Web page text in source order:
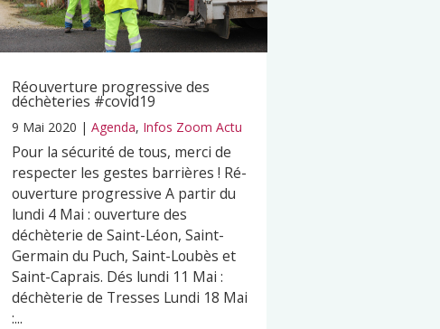
Réouverture progressive des
déchèteries #covid19
9 Mai 2020 |Agenda, Infos Zoom Actu
Pour la sécurité de tous, merci de
respecter les gestes barrières ! Ré-
ouverture progressive A partir du
lundi 4 Mai : ouverture des
déchèterie de Saint-Léon, Saint-
Germain du Puch, Saint-Loubès et
Saint-Caprais. Dés lundi 11 Mai :
déchèterie de Tresses Lundi 18 Mai
:...